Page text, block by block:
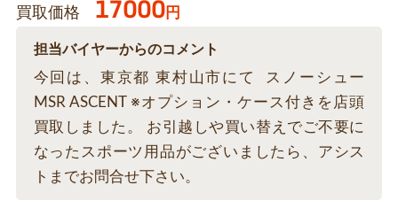
買取価格 17000円
担当バイヤーからのコメント
今回は、東京都 東村山市にて スノーシュー
MSR ASCENT ※オプション・ケース付きを店頭
買取しました。 お引越しや買い替えでご不要に
なったスポーツ用品がございましたら、アシス
トまでお問合せ下さい。